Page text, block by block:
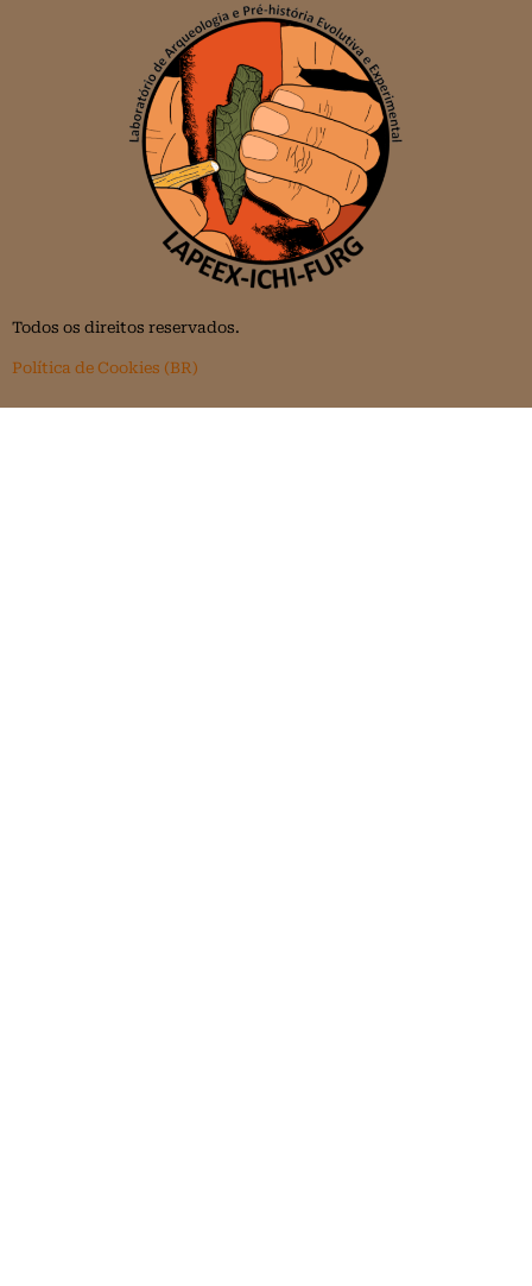
Todos os direitos reservados.
Política de Cookies (BR)